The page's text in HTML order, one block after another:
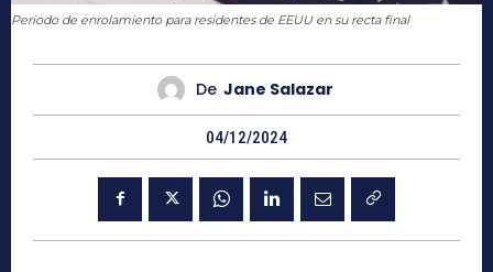
Período de enrolamiento para residentes de EEUU en su recta final
De Jane Salazar
04/12/2024